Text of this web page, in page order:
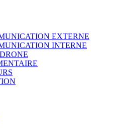
EXTERNE
INTERNE